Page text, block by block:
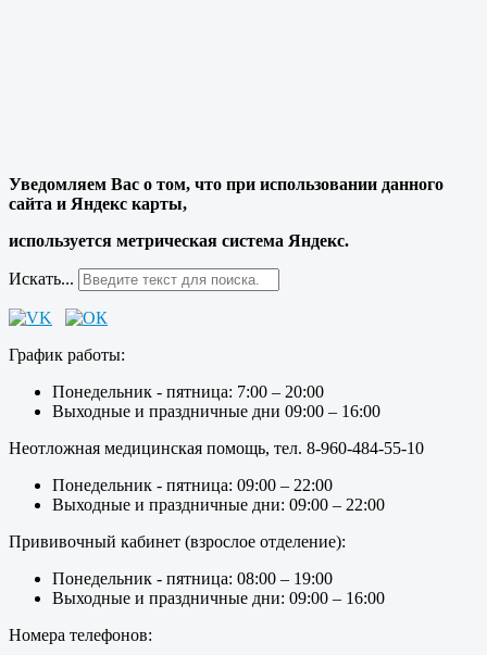
Уведомляем Вас о том, что при использовании данного
сайта и Яндекс карты,
используется метрическая система Яндекс.
Искать...
График работы:
Понедельник - пятница: 7:00 – 20:00
Выходные и праздничные дни 09:00 – 16:00
Неотложная медицинская помощь, тел. 8-960-484-55-10
Понедельник - пятница: 09:00 – 22:00
Выходные и праздничные дни: 09:00 – 22:00
Прививочный кабинет (взрослое отделение):
Понедельник - пятница: 08:00 – 19:00
Выходные и праздничные дни: 09:00 – 16:00
Номера телефонов: